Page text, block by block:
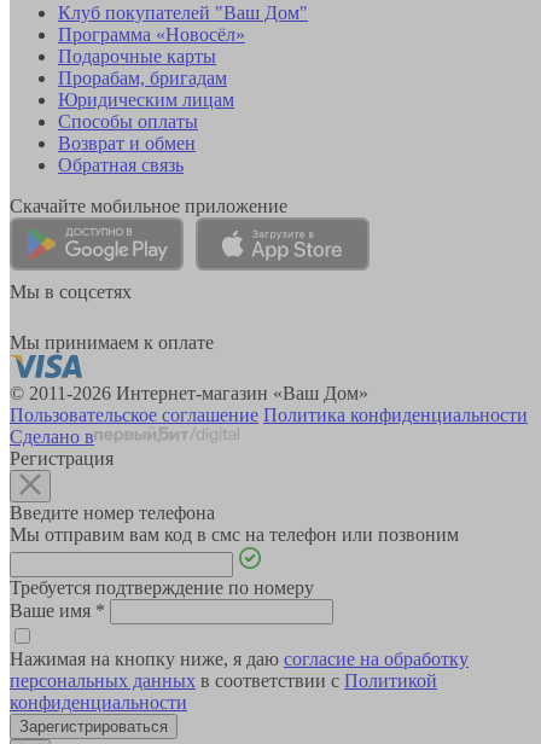
Клуб покупателей "Ваш Дом"
Программа «Новосёл»
Подарочные карты
Прорабам, бригадам
Юридическим лицам
Способы оплаты
Возврат и обмен
Обратная связь
Скачайте мобильное приложение
Мы в соцсетях
Мы принимаем к оплате
© 2011-2026 Интернет-магазин «Ваш Дом»
Пользовательское соглашение Политика конфиденциальности
Сделано в
Регистрация
Введите номер телефона
Мы отправим вам код в смс на телефон или позвоним
Требуется подтверждение по номеру
Ваше имя *
Нажимая на кнопку ниже, я даю согласие на обработку
персональных данных в соответствии с Политикой
конфиденциальности
Зарегистрироваться